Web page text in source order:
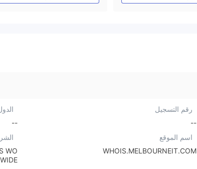
رقم التسجيل
--
--
اسم الموقع
WHOIS.MELBOURNEIT.COM
WO